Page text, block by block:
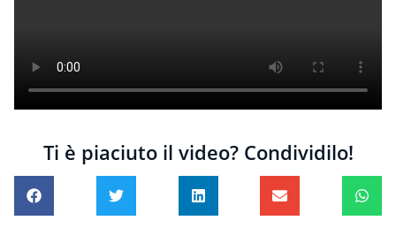
Ti è piaciuto il video? Condividilo!